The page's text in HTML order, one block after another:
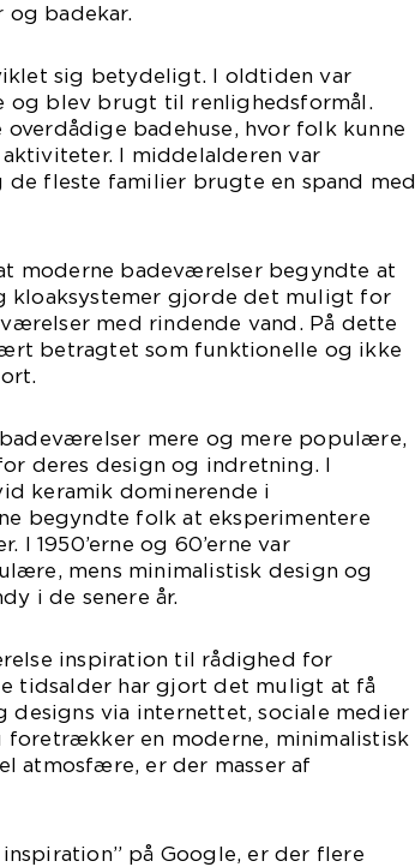
og badekar.
sig betydeligt. I oldtiden var
blev brugt til renlighedsformål.
badehuse, hvor folk kunne
I middelalderen var
fleste familier brugte en spand med
moderne badeværelser begyndte at
kloaksystemer gjorde det muligt for
med rindende vand. På dette
betragtet som funktionelle og ikke
mere og mere populære,
deres design og indretning. I
keramik dominerende i
begyndte folk at eksperimentere
1950’erne og 60’erne var
mens minimalistisk design og
i de senere år.
inspiration til rådighed for
tidsalder har gjort det muligt at få
via internettet, sociale medier
foretrækker en moderne, minimalistisk
atmosfære, er der masser af
på Google, er der flere